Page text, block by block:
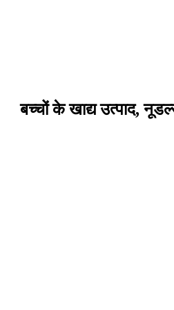
बच्चों के खाद्य उत्पाद,